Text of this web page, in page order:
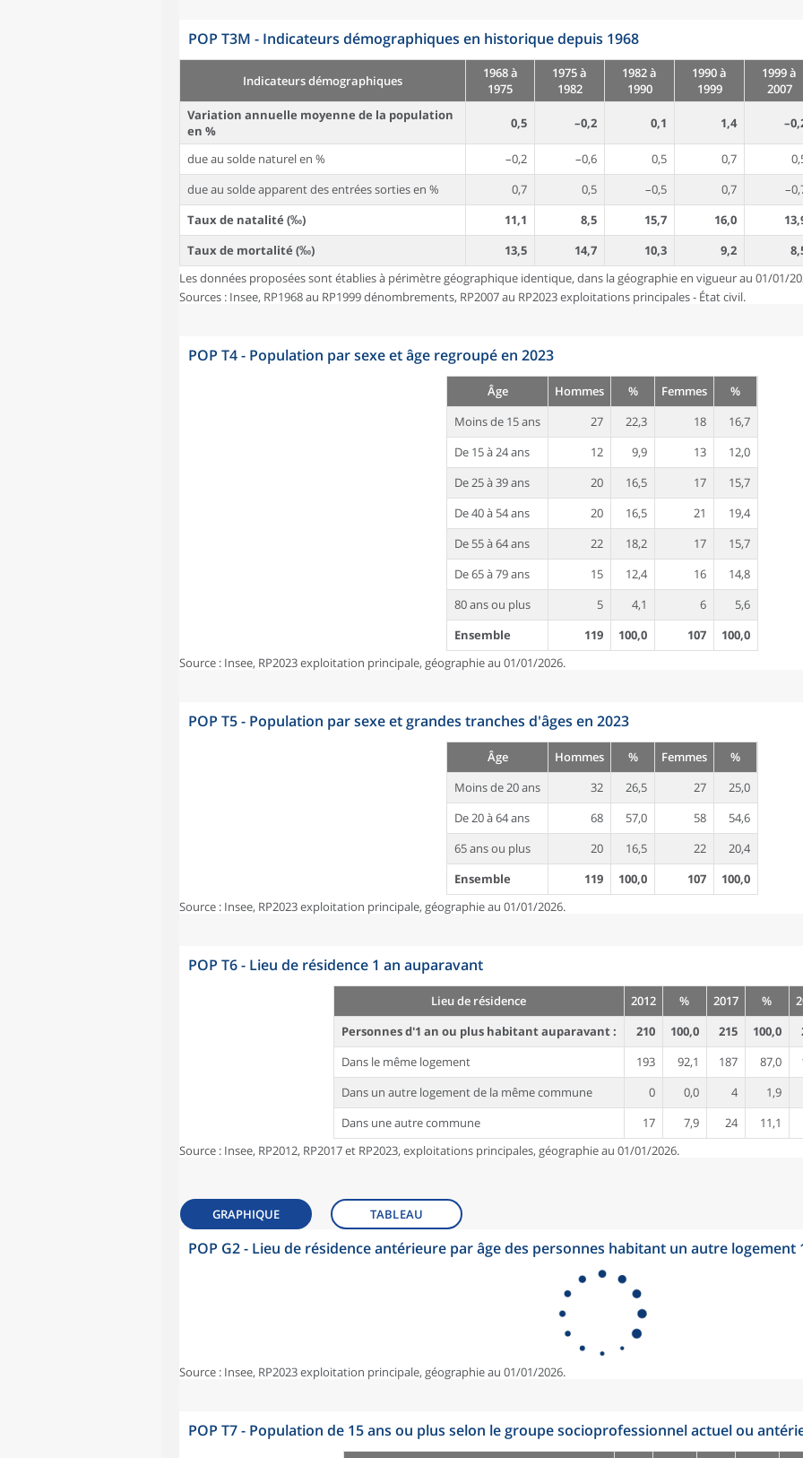
POP T3M - Indicateurs démographiques en historique depuis 1968
Indicateurs démographiques
1968 à
1975
1975 à
1982
1982 à
1990
1990 à
1999
1999 à
2007
Variation annuelle moyenne de la population
en %
0,5 –0,2 0,1 1,4
due au solde naturel en % –0,2 –0,6 0,5 0,7
due au solde apparent des entrées sorties en %
0,7 0,5 –0,5 0,7
Taux de natalité (‰)
11,1 8,5 15,7 16,0
Taux de mortalité (‰)
13,5 14,7 10,3 9,2
Les données proposées sont établies à périmètre géographique identique, dans la géographie en vigueur au 01/01/
Sources : Insee, RP1968 au RP1999 dénombrements, RP2007 au RP2023 exploitations principales - État civil.
POP T4 - Population par sexe et âge regroupé en 2023
Âge Hommes % Femmes
%
Moins de 15 ans
27 22,3 18
16,7
De 15 à 24 ans
12 9,9 13
12,0
De 25 à 39 ans
20 16,5 17
15,7
De 40 à 54 ans
20 16,5 21
19,4
De 55 à 64 ans
22 18,2 17
15,7
De 65 à 79 ans
15 12,4 16
14,8
80 ans ou plus
5 4,1 6
5,6
Ensemble
119 100,0 107
100,0
Source : Insee, RP2023 exploitation principale, géographie au 01/01/2026.
POP T5 - Population par sexe et grandes tranches d'âges en 2023
Âge Hommes % Femmes
%
Moins de 20 ans
32 26,5 27
25,0
De 20 à 64 ans
68 57,0 58
54,6
65 ans ou plus
20 16,5 22
20,4
Ensemble
119 100,0 107
100,0
Source : Insee, RP2023 exploitation principale, géographie au 01/01/2026.
POP T6 - Lieu de résidence 1 an auparavant
Lieu de résidence 2012 % 2017 %
Personnes d'1 an ou plus habitant auparavant :
210 100,0 215 100,0
Dans le même logement
193 92,1 187 87,0
Dans un autre logement de la même commune
0 0,0 4
1,9
Dans une autre commune
17 7,9 24
11,1
Source : Insee, RP2012, RP2017 et RP2023, exploitations principales, géographie au 01/01/2026.
GRAPHIQUE TABLEAU
POP G2 - Lieu de résidence antérieure par âge des personnes habitant un autre logement
Source : Insee, RP2023 exploitation principale, géographie au 01/01/2026.
POP T7 - Population de 15 ans ou plus selon le groupe socioprofessionnel actuel ou